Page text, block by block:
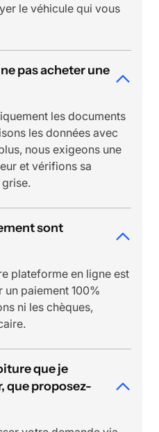
le véhicule qui vous
pas acheter une
les documents
les données avec
nous exigeons une
et vérifions sa
sont
plateforme en ligne est
paiement 100%
ni les chèques,
que je
que proposez-